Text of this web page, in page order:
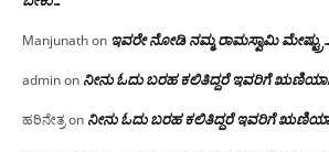
Manjunathon ಇವರೇ‌ ನೋಡಿ‌ ನಮ್ಮ‌ ರಾಮಸ್ವಾಮಿ ಮೇಷ್ಟ್ರು…
adminon ನೀನು ಓದು ಬರಹ ಕಲಿತಿದ್ದರೆ ಇವರಿಗೆ
ಹರಿನೇತ್ರon ನೀನು ಓದು ಬರಹ ಕಲಿತಿದ್ದರೆ ಇವರಿಗೆ